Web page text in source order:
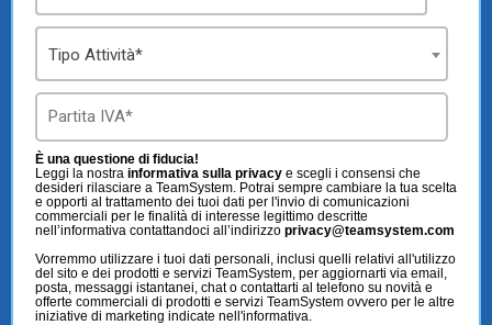
Tipo Attività*
È una questione di fiducia!
Leggi la nostra informativa sulla privacy e scegli i consensi che
desideri rilasciare a TeamSystem. Potrai sempre cambiare la tua scelta
e opporti al trattamento dei tuoi dati per l'invio di comunicazioni
commerciali per le finalità di interesse legittimo descritte
nell’informativa contattandoci all’indirizzo privacy@teamsystem.com
Vorremmo utilizzare i tuoi dati personali, inclusi quelli relativi all'utilizzo
del sito e dei prodotti e servizi TeamSystem, per aggiornarti via email,
posta, messaggi istantanei, chat o contattarti al telefono su novità e
offerte commerciali di prodotti e servizi TeamSystem ovvero per le altre
iniziative di marketing indicate nell'informativa.